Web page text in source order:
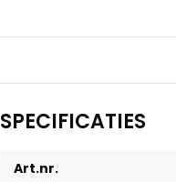
SPECIFICATIES
Art.nr.